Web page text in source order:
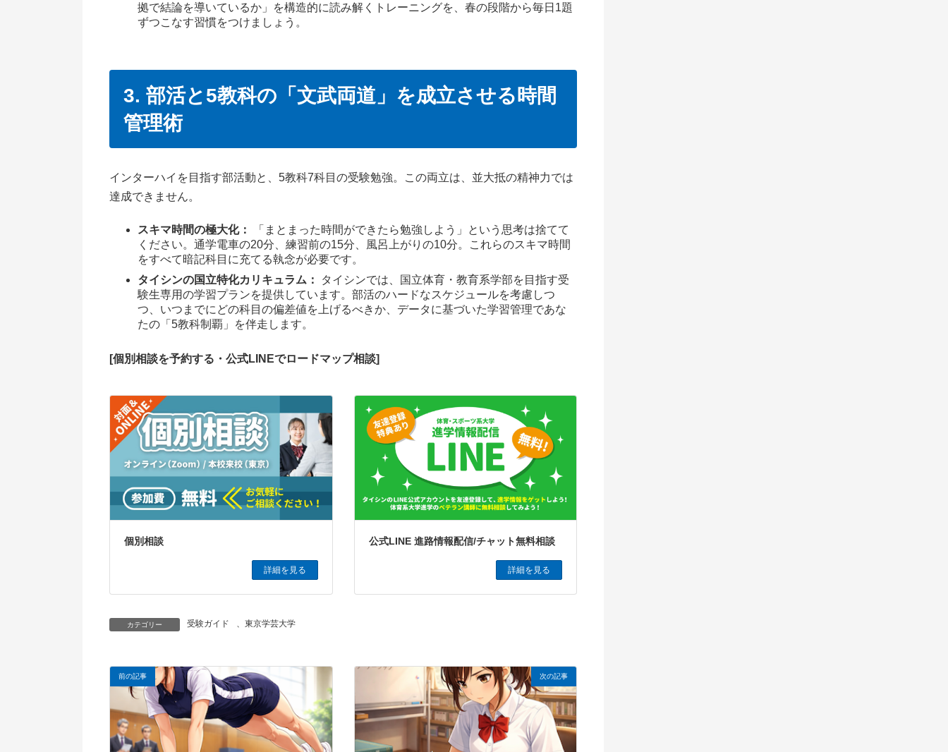
拠で結論を導いているか」を構造的に読み解くトレーニングを、春の段階から毎日1題
ずつこなす習慣をつけましょう。
3. 部活と5教科の「文武両道」を成立させる時間
管理術
インターハイを目指す部活動と、5教科7科目の受験勉強。この両立は、並大抵の精神力では
達成できません。
スキマ時間の極大化：
「まとまった時間ができたら勉強しよう」という思考は捨てて
ください。通学電車の20分、練習前の15分、風呂上がりの10分。これらのスキマ時間
をすべて暗記科目に充てる執念が必要です。
タイシンの国立特化カリキュラム：
タイシンでは、国立体育・教育系学部を目指す受
験生専用の学習プランを提供しています。部活のハードなスケジュールを考慮しつ
つ、いつまでにどの科目の偏差値を上げるべきか、データに基づいた学習管理であな
たの「5教科制覇」を伴走します。
[個別相談を予約する・公式LINEでロードマップ相談]
個別相談
詳細を見る
公式LINE 進路情報配信/チャット無料相談
詳細を見る
カテゴリー 受験ガイド 、 東京学芸大学
前の記事 次の記事